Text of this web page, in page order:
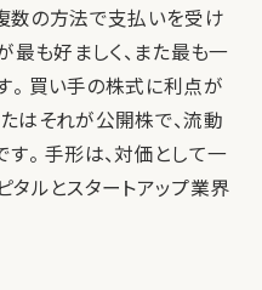
数の方法で支払いを受け
最も好ましく、また最も一
。 買い手の株式に利点が
はそれが公開株で、流動
。 手形は、対価として一
タルとスタートアップ業界